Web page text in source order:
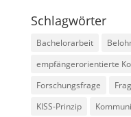
Schlagwörter
Bachelorarbeit
empfängerorientierte
Forschungsfrage
KISS-Prinzip